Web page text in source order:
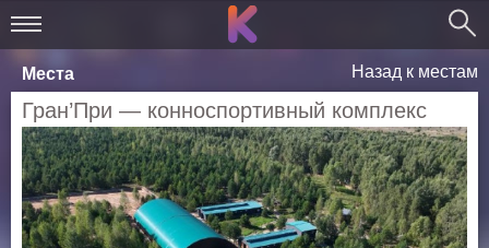
Места Назад к местам
Гран’При — конноспортивный комплекс